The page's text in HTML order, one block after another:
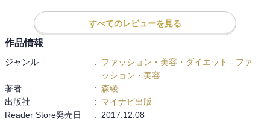
「人生はアクシデンタリー。すべてを味わいながら生き切ろう」
今日からできる、心の持ち方を変える言葉が満載です。
すべてのレビューを見る
作品情報
ジャンル : ファッション・美容・ダイエット - ファ
ッション・美容
著者
: 森綾
出版社
:
マイナビ出版
Reader Store発売日
:
2017.12.08